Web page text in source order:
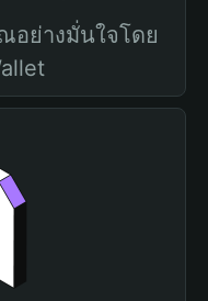
อย่างมั่นใจโดย